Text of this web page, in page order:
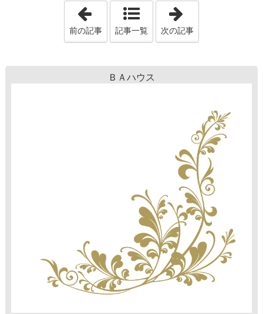
「構造見学会開催しました」
前の記事 記事一覧 次の記事
ＢＡハウス